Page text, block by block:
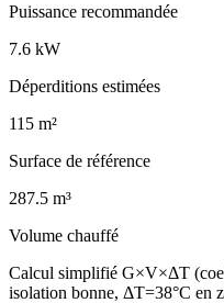
Puissance recommandée
7.6 kW
Déperditions estimées
115 m²
Surface de référence
287.5 m³
Volume chauffé
Calcul simplifié G×V×ΔT
isolation bonne, ΔT=38°C en